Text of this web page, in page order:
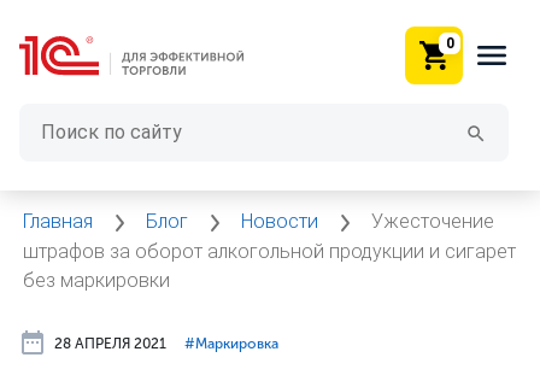
0
Главная Блог Новости
Ужесточение
штрафов за оборот алкогольной продукции и сигарет
без маркировки
28 АПРЕЛЯ 2021 #⁣Маркировка